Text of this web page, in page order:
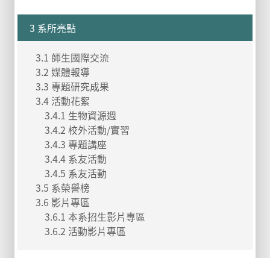
3 系所亮點
3.1 師生國際交流
3.2 媒體報導
3.3 專題研究成果
3.4 活動花絮
3.4.1 生物資源週
3.4.2 校外活動/實習
3.4.3 專題講座
3.4.4 系友活動
3.4.5 系友活動
3.5 系榮譽榜
3.6 影片專區
3.6.1 本系招生影片專區
3.6.2 活動影片專區